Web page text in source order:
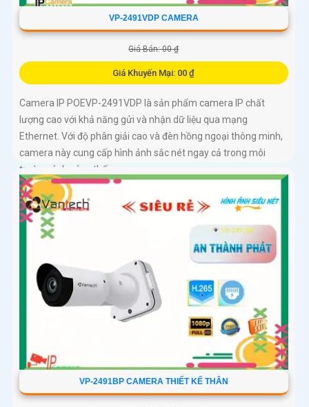
VP-2491VDP CAMERA
Giá Bán: 00 ₫
Giá Khuyến Mại: 00 ₫
Camera IP POEVP-2491VDP là sản phẩm camera IP chất
lượng cao với khả năng gửi và nhận dữ liệu qua mạng
Ethernet. Với độ phân giải cao và đèn hồng ngoại thông minh,
camera này cung cấp hình ảnh sắc nét ngay cả trong môi
trường ánh sáng thấp
VP-2491BP CAMERA THIẾT KẾ THÂN